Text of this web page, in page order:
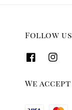
Follow us
We accept